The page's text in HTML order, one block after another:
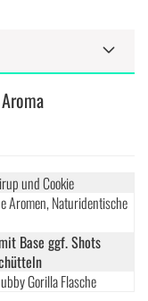
und Cookie
Aromen, Naturidentische
Base ggf. Shots
Gorilla Flasche